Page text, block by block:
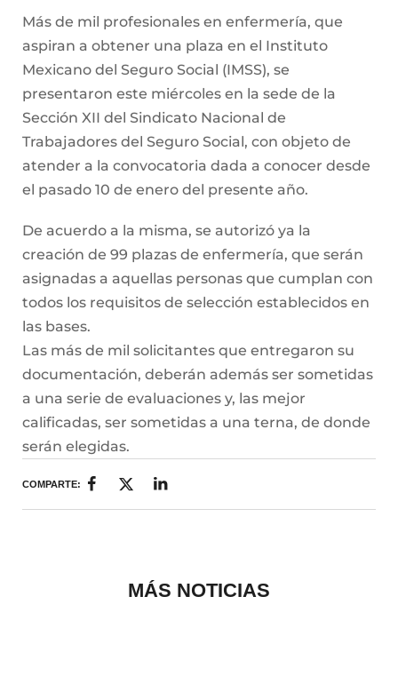
Más de mil profesionales en enfermería, que
aspiran a obtener una plaza en el Instituto
Mexicano del Seguro Social (IMSS), se
presentaron este miércoles en la sede de la
Sección XII del Sindicato Nacional de
Trabajadores del Seguro Social, con objeto de
atender a la convocatoria dada a conocer desde
el pasado 10 de enero del presente año.
De acuerdo a la misma, se autorizó ya la
creación de 99 plazas de enfermería, que serán
asignadas a aquellas personas que cumplan con
todos los requisitos de selección establecidos en
las bases.
Las más de mil solicitantes que entregaron su
documentación, deberán además ser sometidas
a una serie de evaluaciones y, las mejor
calificadas, ser sometidas a una terna, de donde
serán elegidas.
COMPARTE:
MÁS NOTICIAS